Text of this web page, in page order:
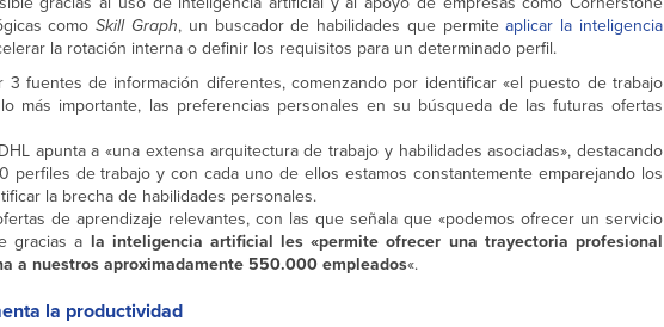
comoSkill Graph, un buscador de habilidades que permiteaplicar la inteligencia
la rotación interna o definir los requisitos para un determinado perfil.
fuentes de información diferentes, comenzando por identificar «el puesto de trabajo
más importante, las preferencias personales en su búsqueda de las futuras ofertas
apunta a «una extensa arquitectura de trabajo y habilidades asociadas», destacando
perfiles de trabajo y con cada uno de ellos estamos constantemente emparejando los
la brecha de habilidades personales.
de aprendizaje relevantes, con las que señala que «podemos ofrecer un servicio
gracias a la inteligencia artificial les «permite ofrecer una trayectoria profesional
a nuestros aproximadamente 550.000 empleados«.
la productividad